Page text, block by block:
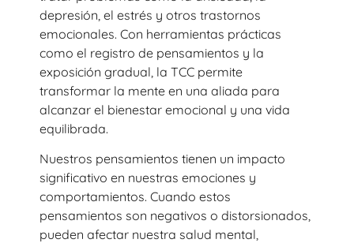
depresión, el estrés y otros trastornos
emocionales. Con herramientas prácticas
como el registro de pensamientos y la
exposición gradual, la TCC permite
transformar la mente en una aliada para
alcanzar el bienestar emocional y una vida
equilibrada.
Nuestros pensamientos tienen un impacto
significativo en nuestras emociones y
comportamientos. Cuando estos
pensamientos son negativos o distorsionados,
pueden afectar nuestra salud mental,